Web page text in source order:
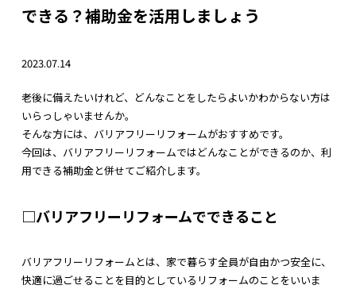
できる？補助金を活用しましょう
2023.07.14
老後に備えたいけれど、どんなことをしたらよいかわからない方は
いらっしゃいませんか。
そんな方には、バリアフリーリフォームがおすすめです。
今回は、バリアフリーリフォームではどんなことができるのか、利
用できる補助金と併せてご紹介します。
□バリアフリーリフォームでできること
バリアフリーリフォームとは、家で暮らす全員が自由かつ安全に、
快適に過ごせることを目的としているリフォームのことをいいま